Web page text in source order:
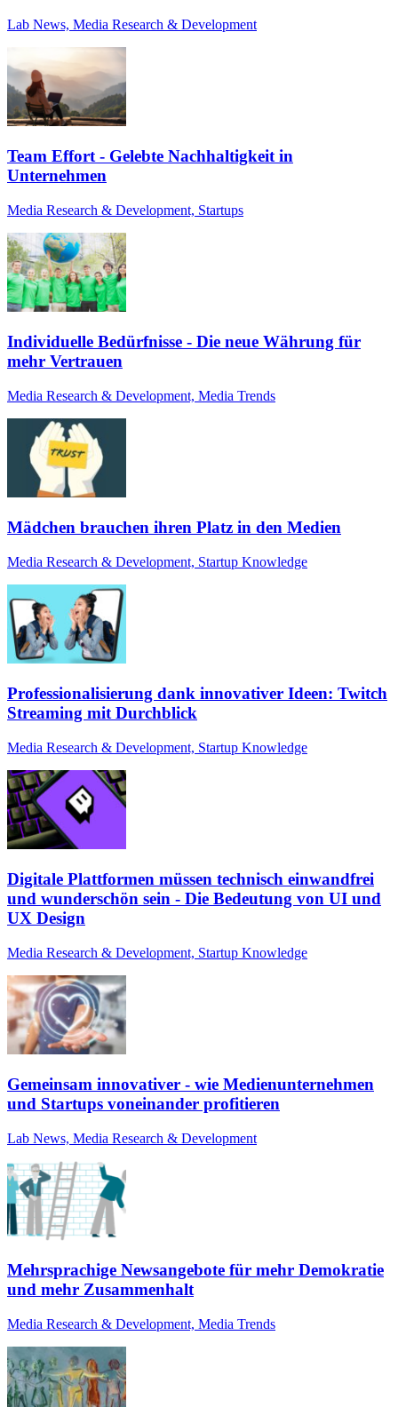
Lab News, Media Research & Development
Team Effort - Gelebte Nachhaltigkeit in
Unternehmen
Media Research & Development, Startups
Individuelle Bedürfnisse - Die neue Währung für
mehr Vertrauen
Media Research & Development, Media Trends
Mädchen brauchen ihren Platz in den Medien
Media Research & Development, Startup Knowledge
Professionalisierung dank innovativer Ideen: Twitch
Streaming mit Durchblick
Media Research & Development, Startup Knowledge
Digitale Plattformen müssen technisch einwandfrei
und wunderschön sein - Die Bedeutung von UI und
UX Design
Media Research & Development, Startup Knowledge
Gemeinsam innovativer - wie Medienunternehmen
und Startups voneinander profitieren
Lab News, Media Research & Development
Mehrsprachige Newsangebote für mehr Demokratie
und mehr Zusammenhalt
Media Research & Development, Media Trends